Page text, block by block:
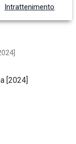
Intrattenimento